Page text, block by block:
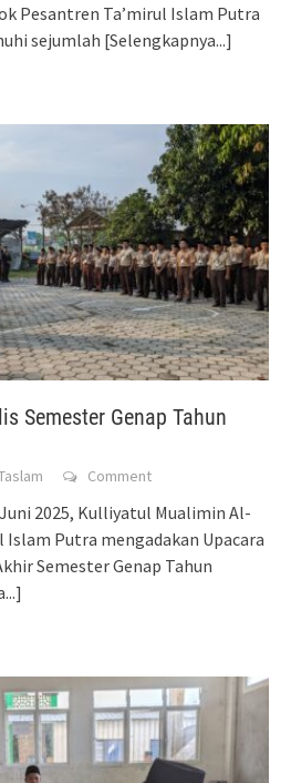
Pesantren Ta’mirul Islam Putra
sejumlah [Selengkapnya...]
Semester Genap Tahun
Comment
2025, Kulliyatul Mualimin Al-
Islam Putra mengadakan Upacara
Semester Genap Tahun